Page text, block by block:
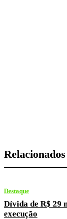
Relacionados
Destaque
Dívida de R$ 29
execução